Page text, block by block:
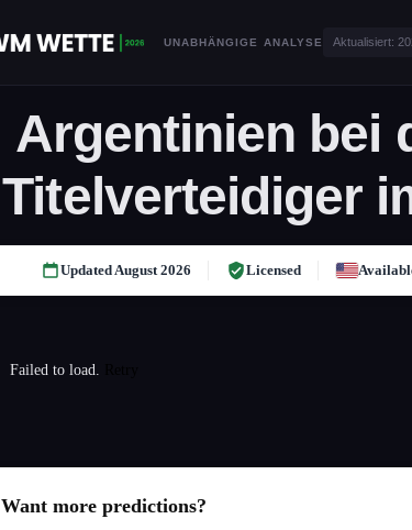
UNABHÄNGIGE ANALYSE Aktualisiert:
Argentinien bei
Titelverteidiger
Updated August 2026 Licensed
Failed to load.
Want more predictions?